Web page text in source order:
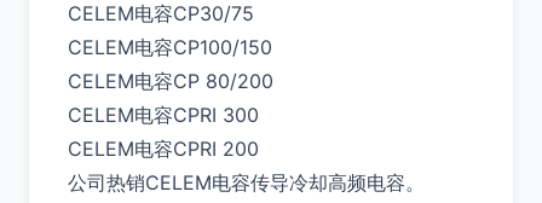
CELEM电容CP30/75
CELEM电容CP100/150
CELEM电容CP 80/200
CELEM电容CPRI 300
CELEM电容CPRI 200
公司热销CELEM电容传导冷却高频电容。